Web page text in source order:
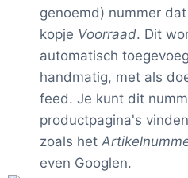
genoemd) nummer
kopje Voorraad. Dit
automatisch
handmatig, met als
feed. Je kunt dit
productpagina's
zoals het
even Googlen.